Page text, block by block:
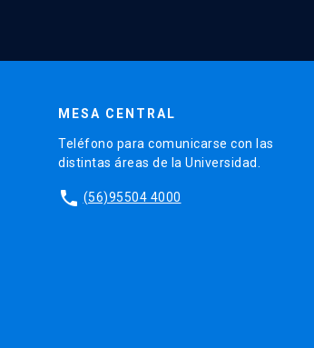
MESA CENTRAL
Teléfono para comunicarse con las
distintas áreas de la Universidad.
phone (56)95504 4000